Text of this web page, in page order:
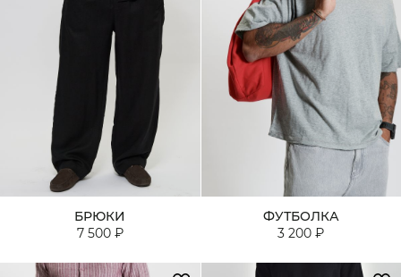
БРЮКИ
7 500 ₽
ФУТБОЛКА
3 200 ₽